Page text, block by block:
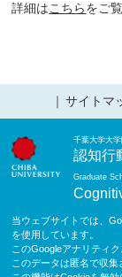
詳細はこちらをご
サイトマ
千葉大学大
認知行
Graduate
当ウェブサイトでは、
を使用しています。
このGoogleアナリティ
このデータは匿名で収集